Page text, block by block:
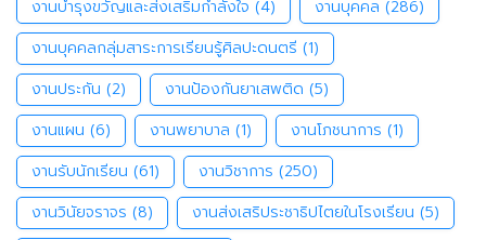
งานบำรุงขวัญและส่งเสริมกำลังใจ (4) งานบุคคล (286)
งานบุคคลกลุ่มสาระการเรียนรู้ศิลปะดนตรี (1)
งานประกัน (2) งานป้องกันยาเสพติด (5)
งานแผน (6) งานพยาบาล (1) งานโภชนาการ (1)
งานรับนักเรียน (61) งานวิชาการ (250)
งานวินัยจราจร (8) งานส่งเสริประชาธิปไตยในโรงเรียน (5)